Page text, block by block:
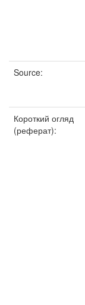
Source:
Короткий огляд
(реферат):